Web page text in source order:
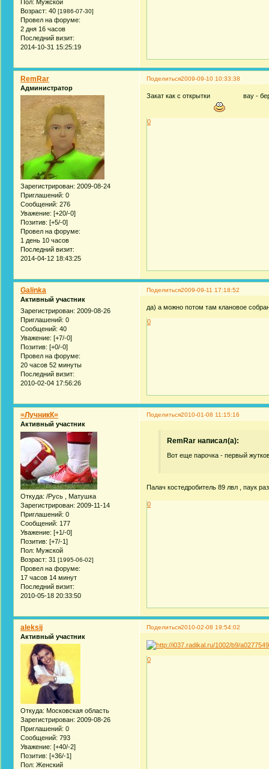
Пол: Мужской
Возраст: 40 [1986-07-30]
Провел на форуме:
2 дня 16 часов
Последний визит:
2014-10-31 15:25:19
Поделиться2009-09-10 10:33:38
RemRar
Администратор
Зарегистрирован: 2009-08-24
Приглашений: 0
Сообщений: 276
Уважение: [+20/-0]
Позитив: [+5/-0]
Провел на форуме:
1 день 10 часов
Последний визит:
2014-04-12 18:43:25
Закат как с открытки вау -
0
Поделиться2009-09-11 17:18:52
Galinka
Активный участник
Зарегистрирован: 2009-08-26
Приглашений: 0
Сообщений: 40
Уважение: [+7/-0]
Позитив: [+0/-0]
Провел на форуме:
20 часов 52 минуты
Последний визит:
2010-02-04 17:56:26
да) а можно потом там клановое
0
Поделиться2010-01-08 11:15:16
=ЛучникК=
Активный участник
Откуда: /Русь , Матушка
Зарегистрирован: 2009-11-14
Приглашений: 0
Сообщений: 177
Уважение: [+1/-0]
Позитив: [+7/-1]
Пол: Мужской
Возраст: 31 [1995-06-02]
Провел на форуме:
17 часов 14 минут
Последний визит:
2010-05-18 20:33:50
RemRar написал(а):
Вот еще парочка - первый
Палач костедробитель 89 лвл , паук
0
Поделиться2010-02-08 19:54:02
aleksij
Активный участник
Откуда: Московская область
Зарегистрирован: 2009-08-26
Приглашений: 0
Сообщений: 793
Уважение: [+40/-2]
Позитив: [+36/-1]
Пол: Женский
0